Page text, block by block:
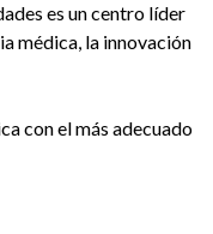
es un centro líder
médica, la innovación
con el más adecuado